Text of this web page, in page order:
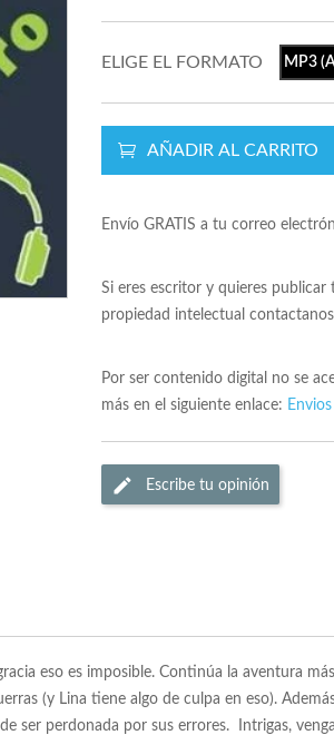
ELIGE EL FORMATO MP3
AÑADIR AL CARRITO
Envío GRATIS a tu correo
Si eres escritor y quieres
propiedad intelectual contactanos
Por ser contenido digital no se
más en el siguiente enlace:
Escribe tu opinión
eso es imposible. Continúa la aventura
(y Lina tiene algo de culpa en eso).
ser perdonada por sus errores. Intrigas,